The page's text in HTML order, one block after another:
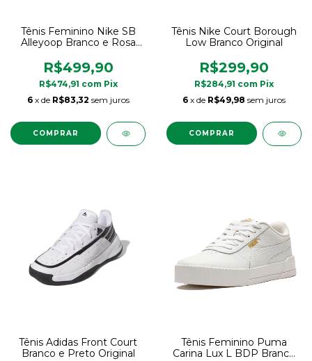
Tênis Feminino Nike SB
Alleyoop Branco e Rosa
R$499,90
R$474,91 com Pix
6 x de R$83,32 sem juros
COMPRAR
Tênis Nike Court Borough
Low Branco Original
R$299,90
R$284,91 com Pix
6 x de R$49,98 sem juros
COMPRAR
Tênis Adidas Front Court
Branco e Preto Original
Tênis Feminino Puma
Carina Lux L BDP Branco